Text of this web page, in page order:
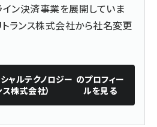
ン決済事業を展開していま
ランス株式会社から社名変更
ャルテクノロジー
ス株式会社）
のプロフィー
ルを見る